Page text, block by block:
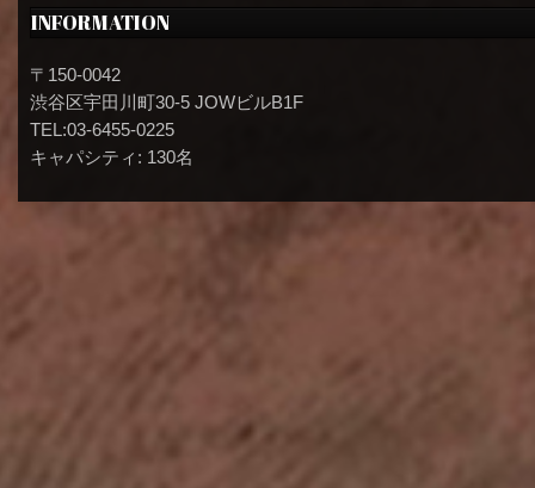
INFORMATION
〒150-0042
渋谷区宇田川町30-5 JOWビルB1F
TEL:03-6455-0225
キャパシティ: 130名